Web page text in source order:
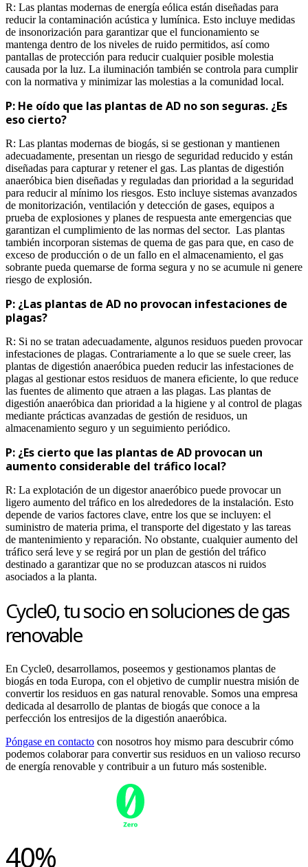
R: Las plantas modernas de energía eólica están diseñadas para
reducir la contaminación acústica y lumínica. Esto incluye medidas
de insonorización para garantizar que el funcionamiento se
mantenga dentro de los niveles de ruido permitidos, así como
pantallas de protección para reducir cualquier posible molestia
causada por la luz. La iluminación también se controla para cumplir
con la normativa y minimizar las molestias a la comunidad local.
P: He oído que las plantas de AD no son seguras. ¿Es
eso cierto?
R: Las plantas modernas de biogás, si se gestionan y mantienen
adecuadamente, presentan un riesgo de seguridad reducido y están
diseñadas para capturar y retener el gas. Las plantas de digestión
anaeróbica bien diseñadas y reguladas dan prioridad a la seguridad
para reducir al mínimo los riesgos. Esto incluye sistemas avanzados
de monitorización, ventilación y detección de gases, equipos a
prueba de explosiones y planes de respuesta ante emergencias que
garantizan el cumplimiento de las normas del sector. Las plantas
también incorporan sistemas de quema de gas para que, en caso de
exceso de producción o de un fallo en el almacenamiento, el gas
sobrante pueda quemarse de forma segura y no se acumule ni genere
riesgo de explosión.
P: ¿Las plantas de AD no provocan infestaciones de
plagas?
R: Si no se tratan adecuadamente, algunos residuos pueden provocar
infestaciones de plagas. Contrariamente a lo que se suele creer, las
plantas de digestión anaeróbica pueden reducir las infestaciones de
plagas al gestionar estos residuos de manera eficiente, lo que reduce
las fuentes de alimento que atraen a las plagas. Las plantas de
digestión anaeróbica dan prioridad a la higiene y al control de plagas
mediante prácticas avanzadas de gestión de residuos, un
almacenamiento seguro y un seguimiento periódico.
P: ¿Es cierto que las plantas de AD provocan un
aumento considerable del tráfico local?
R: La explotación de un digestor anaeróbico puede provocar un
ligero aumento del tráfico en los alrededores de la instalación. Esto
depende de varios factores clave, entre los que se incluyen: el
suministro de materia prima, el transporte del digestato y las tareas
de mantenimiento y reparación. No obstante, cualquier aumento del
tráfico será leve y se regirá por un plan de gestión del tráfico
destinado a garantizar que no se produzcan atascos ni ruidos
asociados a la planta.
Cycle0, tu socio en soluciones de gas
renovable
En Cycle0, desarrollamos, poseemos y gestionamos plantas de
biogás en toda Europa, con el objetivo de cumplir nuestra misión de
convertir los residuos en gas natural renovable. Somos una empresa
dedicada al desarrollo de plantas de biogás que conoce a la
perfección los entresijos de la digestión anaeróbica.
Póngase en contacto con nosotros hoy mismo para descubrir cómo
podemos colaborar para convertir sus residuos en un valioso recurso
de energía renovable y contribuir a un futuro más sostenible.
40%